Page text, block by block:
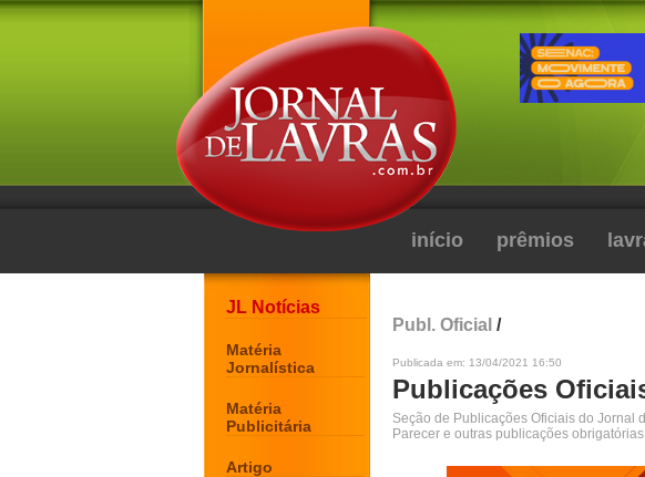
início prêmios
JL Notícias
Matéria
Jornalística
Matéria
Publicitária
Artigo
Publ. Oficial /
Publicada em: 13/04/2021 16:50
Publicações
Seção de Publicações Oficiais do Jornal
Parecer e outras publicações obrigatórias